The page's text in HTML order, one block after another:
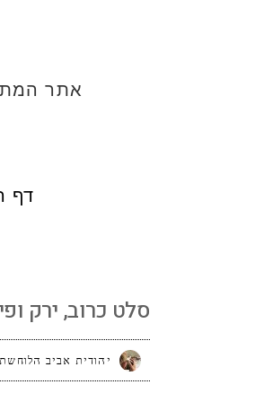
אתר
דף
סלט כרוב, ירק
יהודית אביב